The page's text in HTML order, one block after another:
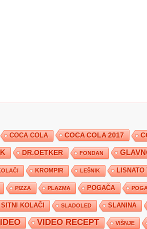
COCA COLA COCA COLA 2017
DR.OETKER FONDAN
KROMPIR LEŠNIK LISNATO
PIZZA PLAZMA POGAČA
SITNI KOLAČI SLADOLED SLANINA
VIDEO RECEPT VIŠNJE